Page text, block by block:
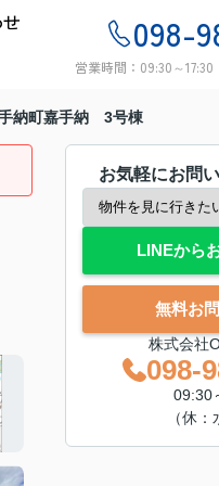
098-
営業時間：09:30～
納町嘉手納 3号棟
お気軽にお問
LINEから
無料お
株式会社
098-
09:30
（休：